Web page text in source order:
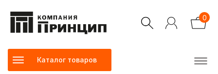
0
Каталог товаров